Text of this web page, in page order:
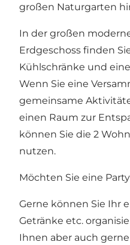
großen Naturgarten
In der großen
Erdgeschoss finden
Kühlschränke und
Wenn Sie eine
gemeinsame
einen Raum zur
können Sie die 2
nutzen.
Möchten Sie eine
Gerne können Sie Ihr
Getränke etc.
Ihnen aber auch